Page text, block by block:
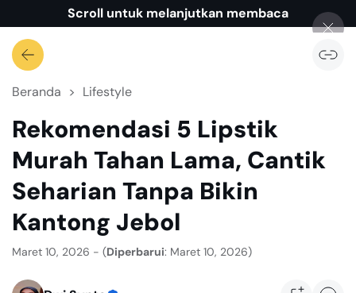
Scroll untuk melanjutkan membaca
Beranda Lifestyle
Rekomendasi 5 Lipstik
Murah Tahan Lama, Cantik
Seharian Tanpa Bikin
Kantong Jebol
Maret 10, 2026 - (Diperbarui: Maret 10, 2026)